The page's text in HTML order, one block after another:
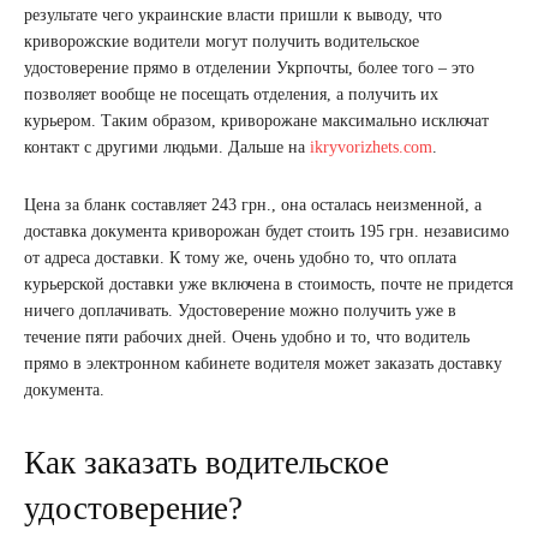
результате чего украинские власти пришли к выводу, что
криворожские водители могут получить водительское
удостоверение прямо в отделении Укрпочты, более того – это
позволяет вообще не посещать отделения, а получить их
курьером. Таким образом, криворожане максимально исключат
контакт с другими людьми. Дальше на ikryvorizhets.com.
Цена за бланк составляет 243 грн., она осталась неизменной, а
доставка документа криворожан будет стоить 195 грн. независимо
от адреса доставки. К тому же, очень удобно то, что оплата
курьерской доставки уже включена в стоимость, почте не придется
ничего доплачивать. Удостоверение можно получить уже в
течение пяти рабочих дней. Очень удобно и то, что водитель
прямо в электронном кабинете водителя может заказать доставку
документа.
Как заказать водительское
удостоверение?